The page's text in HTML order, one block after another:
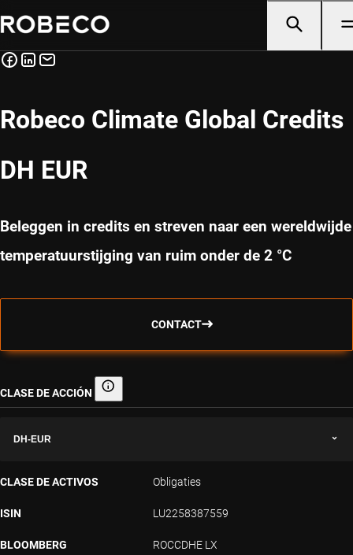
Robeco Climate Global Credits
DH EUR
Beleggen in credits en streven naar een wereldwijde
temperatuurstijging van ruim onder de 2 °C
CONTACT
CLASE DE ACCIÓN Clase de acción
DH-EUR
CLASE DE ACTIVOS Obligaties
ISIN LU2258387559
BLOOMBERG ROCCDHE LX